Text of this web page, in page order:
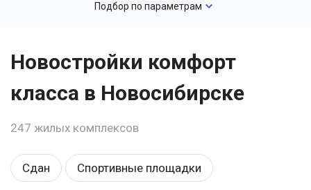
Подбор по параметрам
Новостройки комфорт
класса в Новосибирске
247 жилых комплексов
Сдан Спортивные площадки